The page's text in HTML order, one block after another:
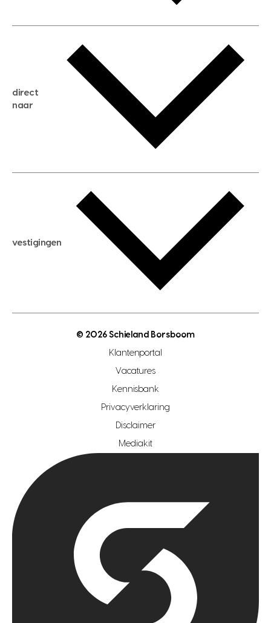
gratis zoekservice
huis verkopen
huis kopen
aankoopadvies
verkoopadvies
hypotheekadvies
direct
naar
hypotheek berekenen
maximale hypotheek berekenen
hypotheek bespaarcheck
gratis zoekprofiel aanmaken
open woningwaarde dag
vestigingen
makelaar regio zoetermeer
hypotheekshop regio den haag
hypotheekshop regio rotterdam
© 2026 Schieland Borsboom
Klantenportal
Vacatures
Kennisbank
Privacyverklaring
Disclaimer
Mediakit